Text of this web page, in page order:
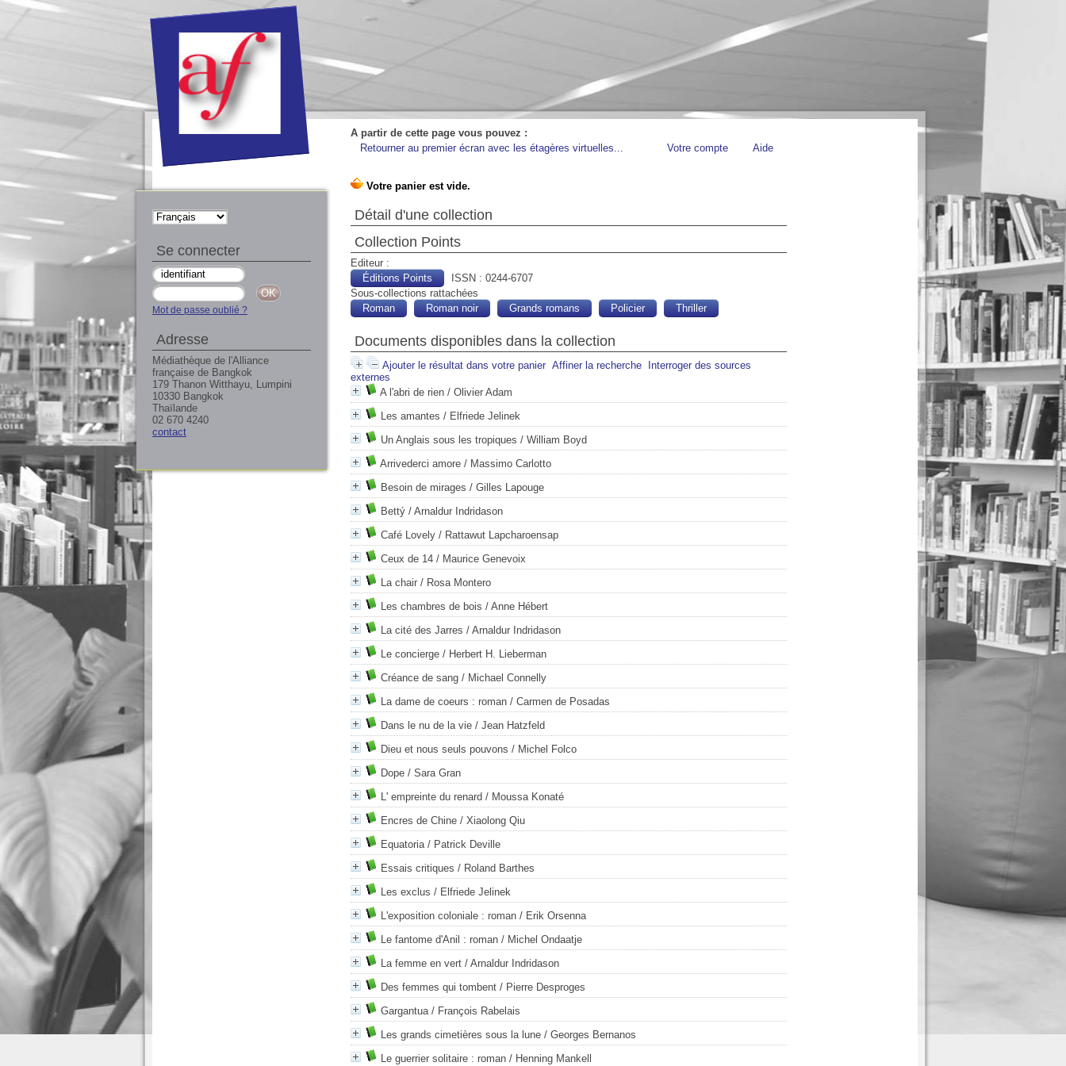
A partir de cette page vous pouvez :
Retourner au premier écran avec les étagères virtuelles...
Votre compte Aide
Détail d'une collection
Collection Points
Editeur :
Éditions Points
ISSN : 0244-6707
Sous-collections rattachées
Roman
Roman noir Grands romans Policier Thriller
Documents disponibles dans la collection
Ajouter le résultat dans votre panier Affiner la recherche
Interroger des sources
externes
A l'abri de rien / Olivier Adam
Les amantes / Elfriede Jelinek
Un Anglais sous les tropiques / William Boyd
Arrivederci amore / Massimo Carlotto
Besoin de mirages / Gilles Lapouge
Bettý / Arnaldur Indridason
Café Lovely / Rattawut Lapcharoensap
Ceux de 14 / Maurice Genevoix
La chair / Rosa Montero
Les chambres de bois / Anne Hébert
La cité des Jarres / Arnaldur Indridason
Le concierge / Herbert H. Lieberman
Créance de sang / Michael Connelly
La dame de coeurs : roman / Carmen de Posadas
Dans le nu de la vie / Jean Hatzfeld
Dieu et nous seuls pouvons / Michel Folco
Dope / Sara Gran
L' empreinte du renard / Moussa Konaté
Encres de Chine / Xiaolong Qiu
Equatoria/ Patrick Deville
Essais critiques / Roland Barthes
Les exclus / Elfriede Jelinek
L'exposition coloniale : roman / Erik Orsenna
Le fantome d'Anil : roman / Michel Ondaatje
La femme en vert / Arnaldur Indridason
Des femmes qui tombent / Pierre Desproges
Gargantua/ François Rabelais
Les grands cimetières sous la lune / Georges Bernanos
Le guerrier solitaire : roman / Henning Mankell
Se connecter
Mot de passe oublié ?
Adresse
Médiathèque de l'Alliance
française de Bangkok
179 Thanon Witthayu, Lumpini
10330 Bangkok
Thaïlande
02 670 4240
contact